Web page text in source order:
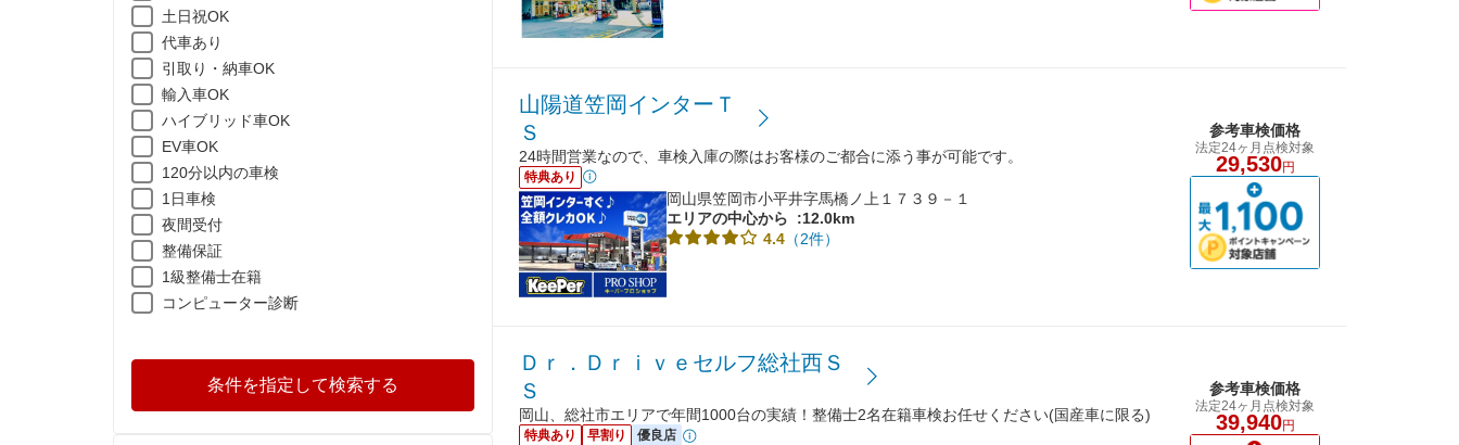
土日祝OK
代車あり
引取り・納車OK
輸入車OK
ハイブリッド車OK
EV車OK
120分以内の車検
1日車検
夜間受付
整備保証
1級整備士在籍
コンピューター診断
条件を指定して検索する
山陽道笠岡インターＴ
Ｓ
24時間営業なので、車検入庫の際はお客様のご都合に添う事が可能です。
特典あり
岡山県笠岡市小平井字馬橋ノ上１７３９－１
エリアの中心から
:12.0km
4.4 （2件）
参考車検価格
法定24ヶ月点検対象
29,530円
Ｄｒ．Ｄｒｉｖｅセルフ総社西Ｓ
Ｓ
岡山、総社市エリアで年間1000台の実績！整備士2名在籍車検お任せください(国産車に限る)
特典あり 早割り 優良店
参考車検価格
法定24ヶ月点検対象
39,940円